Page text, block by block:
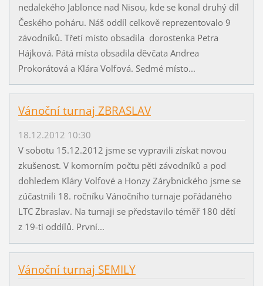
nedalekého Jablonce nad Nisou, kde se konal druhý díl
Českého poháru. Náš oddíl celkově reprezentovalo 9
závodníků. Třetí místo obsadila dorostenka Petra
Hájková. Pátá místa obsadila děvčata Andrea
Prokorátová a Klára Volfová. Sedmé místo...
Vánoční turnaj ZBRASLAV
18.12.2012 10:30
V sobotu 15.12.2012 jsme se vypravili získat novou
zkušenost. V komorním počtu pěti závodníků a pod
dohledem Kláry Volfové a Honzy Zárybnického jsme se
zúčastnili 18. ročníku Vánočního turnaje pořádaného
LTC Zbraslav. Na turnaji se představilo téměř 180 dětí
z 19-ti oddílů. První...
Vánoční turnaj SEMILY